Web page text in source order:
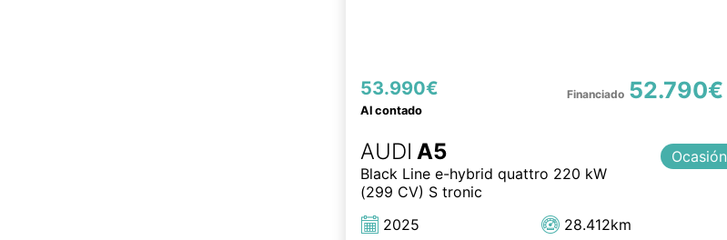
53.990€
Al contado
52.790€
AUDI A5
Black Line e-hybrid quattro 220 kW
(299 CV) S tronic
Ocasión
2025
28.412km